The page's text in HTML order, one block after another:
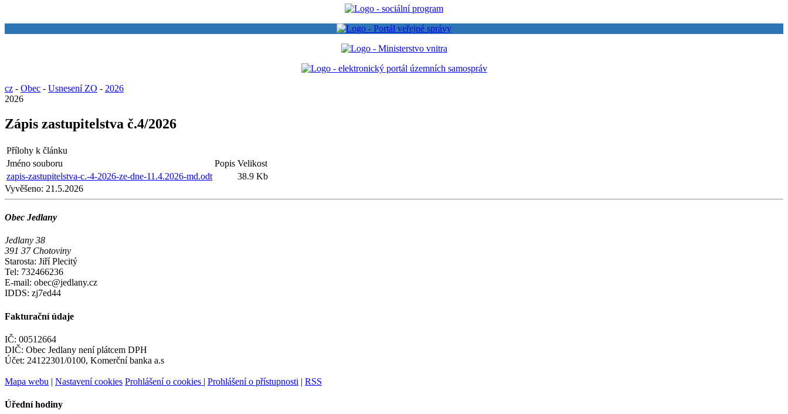
cz - Obec - Usnesení ZO - 2026
2026
Zápis zastupitelstva č.4/2026
Přílohy k článku
Jméno souboru
Popis Velikost
zapis-zastupitelstva-c.-4-2026-ze-dne-11.4.2026-md.odt
38.9 Kb
Vyvěšeno: 21.5.2026
Obec Jedlany
Jedlany 38
391 37 Chotoviny
Starosta: Jiří Plecitý
Tel: 732466236
E-mail: obec@jedlany.cz
IDDS: zj7ed44
Fakturační údaje
IČ: 00512664
DIČ: Obec Jedlany není plátcem DPH
Účet: 24122301/0100, Komerční banka a.s
Mapa webu | Nastavení cookies Prohlášení o cookies | Prohlášení o přístupnosti | RSS
Úřední hodiny